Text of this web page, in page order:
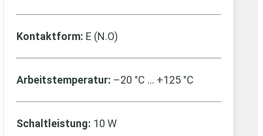
Kontaktform: E (N.O)
Arbeitstemperatur: –20 °C … +125 °C
Schaltleistung: 10 W